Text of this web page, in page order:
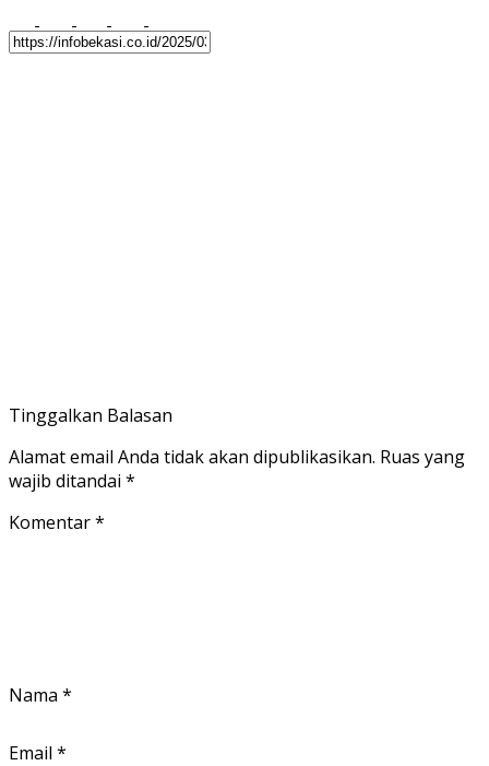
Tinggalkan Balasan
Alamat email Anda tidak akan dipublikasikan. Ruas yang
wajib ditandai *
Komentar*
Nama *
Email *